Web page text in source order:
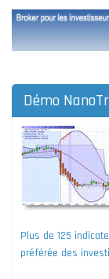
Démo
Plus de 125
préférée des